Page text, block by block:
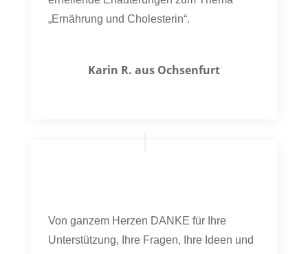
„Ernährung und Cholesterin“.
Karin R. aus Ochsenfurt
Von ganzem Herzen DANKE für Ihre
Unterstützung, Ihre Fragen, Ihre Ideen und